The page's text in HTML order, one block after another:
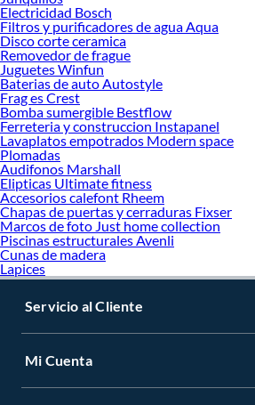
Electricidad Bosch
Filtros y purificadores de agua Aqua
Disco corte ceramica
Removedor de frague
Juguetes Winfun
Baterias de auto Autostyle
Frag es Crest
Bomba sumergible Bestflow
Ferreteria y construccion Instapanel
Lavaplatos empotrados Modern space
Plomadas
Audifonos Marshall
Elipticas Ultimate fitness
Accesorios calefont Rheem
Chapas de puertas y cerraduras Fixser
Marcos de foto Just home collection
Piscinas estructurales Avenli
Cunas de madera
Lapices
Servicio al Cliente
Mi Cuenta